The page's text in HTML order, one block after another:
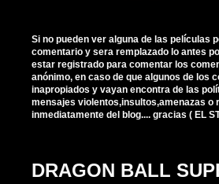
Si no pueden ver alguna de las películas
comentario y sera remplazado lo antes
estar registrado para comentar los
anónimo, en caso de que algunos de los
inapropiados y vayan encontra de las
mensajes violentos,insultos,amenazas o
inmediatamente del blog.... gracias ( EL
DRAGON BALL